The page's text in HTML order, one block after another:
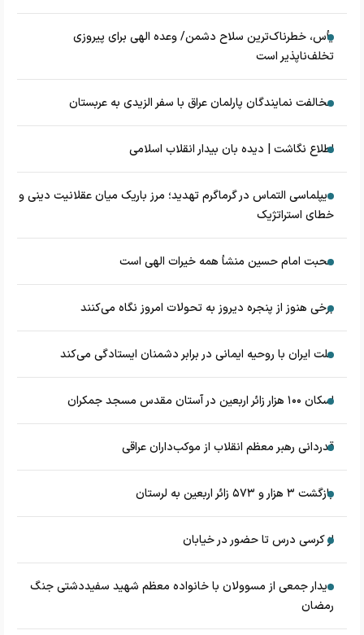
یأس، خطرناک‌ترین سلاح دشمن/ وعده الهی برای پیروزی
تخلف‌ناپذیر است
مخالفت نمایندگان پارلمان عراق با سفر الزیدی به عربستان
اطلاع نگاشت | دیده بان بیدار انقلاب اسلامی
دیپلماسی التماس در گرماگرم تهدید؛ مرز باریک میان عقلانیت دینی و
خطای استراتژیک
محبت امام حسین منشأ همه خیرات الهی است
برخی هنوز از پنجره دیروز به تحولات امروز نگاه می‌کنند
ملت ایران با روحیه ایمانی در برابر دشمنان ایستادگی می‌کند
اسکان ۱۰۰ هزار زائر اربعین در آستان مقدس مسجد جمکران
قدردانی رهبر معظم انقلاب از موکب‌داران عراقی
بازگشت ۳ هزار و ۵۷۳ زائر اربعین به لرستان
از کرسی درس تا حضور در خیابان
دیدار جمعی از مسوولان با خانواده معظم شهید سفیددشتی جنگ
رمضان